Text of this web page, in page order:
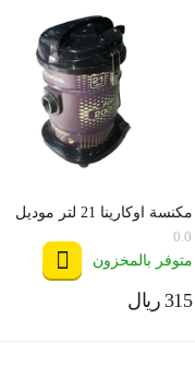
مكنسة اوكارينا 21 لتر موديل
V21 MB
0.0
متوفر بالمخزون
ريال ‍315‍